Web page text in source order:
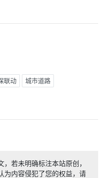
联动 城市道路
若未明确标注本站原创，
为内容侵犯了您的权益，请